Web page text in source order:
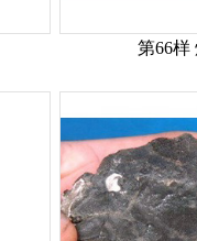
第66样